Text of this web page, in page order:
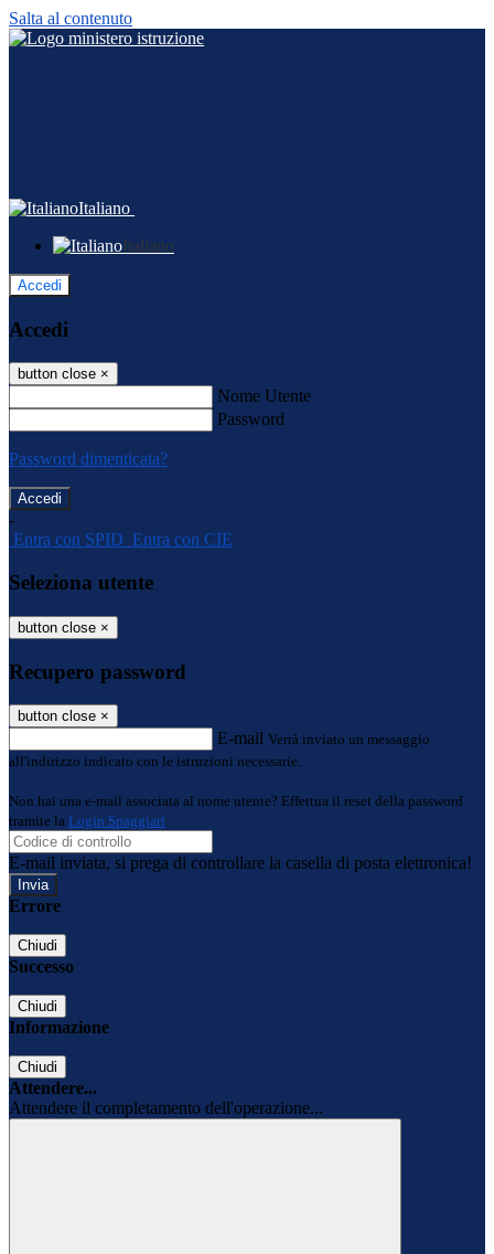
Salta al contenuto
Italiano
Italiano
Accedi
Accedi
button close ×
Nome Utente
Password
Password dimenticata?
-
Entra con SPID Entra con CIE
Seleziona utente
button close ×
Recupero password
button close ×
E-mail Verrà inviato un messaggio
all'indirizzo indicato con le istruzioni necessarie.
Non hai una e-mail associata al nome utente? Effettua il reset della password
tramite la Login Spaggiari
E-mail inviata, si prega di controllare la casella di posta elettronica!
Errore
Chiudi
Successo
Chiudi
Informazione
Chiudi
Attendere...
Attendere il completamento dell'operazione...